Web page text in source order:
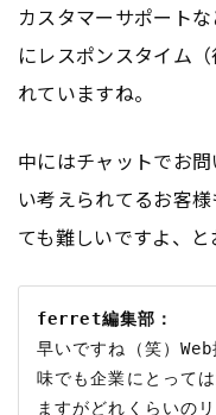
カスタマーサポート
にレスポンスタイム
れていますね。
中にはチャットでお
い考えられてるお客
ても難しいですよ、と
ferret編集部：
早いですね（笑）
味でも企業にとって